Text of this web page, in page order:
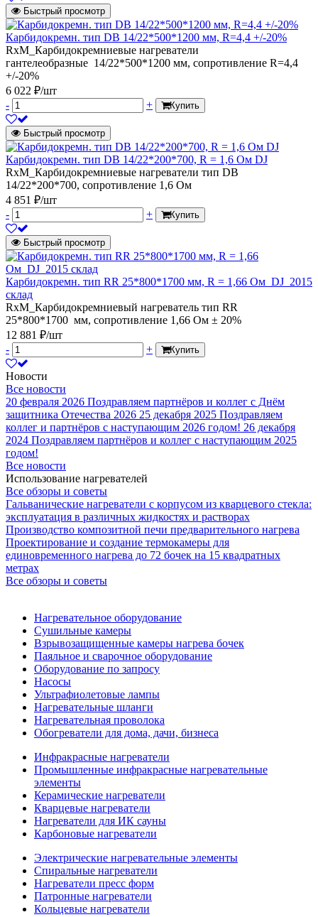
Быстрый просмотр
Карбидокремн. тип DB 14/22*500*1200 мм, R=4,4 +/-20%
RxM_Карбидокремниевые нагреватели
гантелеобразные 14/22*500*1200 мм, сопротивление R=4,4
+/-20%
6 022 ₽/шт
-
+ Купить
Быстрый просмотр
Карбидокремн. тип DB 14/22*200*700, R = 1,6 Ом DJ
RxM_Карбидокремниевые нагреватели тип DB
14/22*200*700, сопротивление 1,6 Ом
4 851 ₽/шт
-
+ Купить
Быстрый просмотр
Карбидокремн. тип RR 25*800*1700 мм, R = 1,66 Ом_DJ_2015
склад
RxM_Карбидокремниевый нагреватель тип RR
25*800*1700 мм, сопротивление 1,66 Ом ± 20%
12 881 ₽/шт
-
+ Купить
Новости
Все новости
20 февраля 2026 Поздравляем партнёров и коллег с Днём
защитника Отечества 2026 25 декабря 2025 Поздравляем
коллег и партнёров с наступающим 2026 годом! 26 декабря
2024 Поздравляем партнёров и коллег с наступающим 2025
годом!
Все новости
Использование нагревателей
Все обзоры и советы
Гальванические нагреватели с корпусом из кварцевого стекла:
эксплуатация в различных жидкостях и растворах
Производство композитной печи предварительного нагрева
Проектирование и создание термокамеры для
единовременного нагрева до 72 бочек на 15 квадратных
метрах
Все обзоры и советы
Нагревательное оборудование
Сушильные камеры
Взрывозащищенные камеры нагрева бочек
Паяльное и сварочное оборудование
Оборудование по запросу
Насосы
Ультрафиолетовые лампы
Нагревательные шланги
Нагревательная проволока
Обогреватели для дома, дачи, бизнеса
Инфракрасные нагреватели
Промышленные инфракрасные нагревательные
элементы
Керамические нагреватели
Кварцевые нагреватели
Нагреватели для ИК сауны
Карбоновые нагреватели
Электрические нагревательные элементы
Спиральные нагреватели
Нагреватели пресс форм
Патронные нагреватели
Кольцевые нагреватели